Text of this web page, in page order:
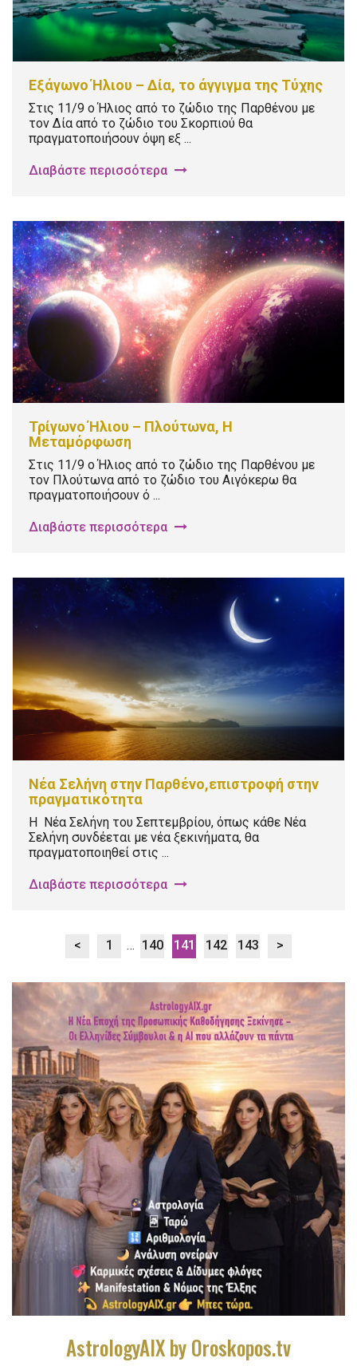
Εξάγωνο Ήλιου – Δία, το άγγιγμα της Τύχης
Στις 11/9 ο Ήλιος από το ζώδιο της Παρθένου με
τον Δία από το ζώδιο του Σκορπιού θα
πραγματοποιήσουν όψη εξ ...
Διαβάστε περισσότερα
Τρίγωνο Ήλιου – Πλούτωνα, Η
Μεταμόρφωση
Στις 11/9 ο Ήλιος από το ζώδιο της Παρθένου με
τον Πλούτωνα από το ζώδιο του Αιγόκερω θα
πραγματοποιήσουν ό ...
Διαβάστε περισσότερα
Νέα Σελήνη στην Παρθένο,επιστροφή στην
πραγματικότητα
Η Νέα Σελήνη του Σεπτεμβρίου, όπως κάθε Νέα
Σελήνη συνδέεται με νέα ξεκινήματα, θα
πραγματοποιηθεί στις ...
Διαβάστε περισσότερα
< 1 … 140 141 142 143 >
AstrologyAIX by Oroskopos.tv